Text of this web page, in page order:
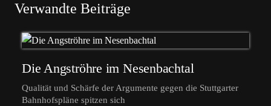
Verwandte Beiträge
Die Angströhre im Nesenbachtal
Qualität und Schärfe der Argumente gegen die Stuttgarter
Bahnhofspläne spitzen sich